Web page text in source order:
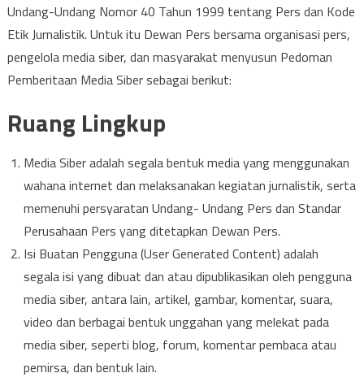
Undang-Undang Nomor 40 Tahun 1999 tentang Pers dan Kode
Etik Jurnalistik. Untuk itu Dewan Pers bersama organisasi pers,
pengelola media siber, dan masyarakat menyusun Pedoman
Pemberitaan Media Siber sebagai berikut:
Ruang Lingkup
Media Siber adalah segala bentuk media yang menggunakan
wahana internet dan melaksanakan kegiatan jurnalistik, serta
memenuhi persyaratan Undang- Undang Pers dan Standar
Perusahaan Pers yang ditetapkan Dewan Pers.
Isi Buatan Pengguna (User Generated Content) adalah
segala isi yang dibuat dan atau dipublikasikan oleh pengguna
media siber, antara lain, artikel, gambar, komentar, suara,
video dan berbagai bentuk unggahan yang melekat pada
media siber, seperti blog, forum, komentar pembaca atau
pemirsa, dan bentuk lain.